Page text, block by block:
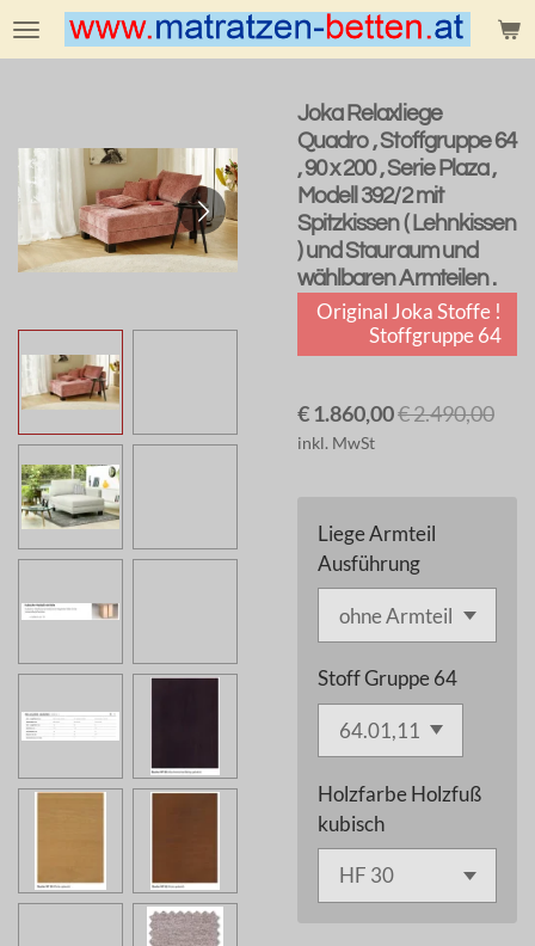
Zum
Hauptinhalt
Joka Relaxliege
Quadro , Stoffgruppe 64
, 90 x 200 , Serie Plaza ,
Modell 392/2 mit
Spitzkissen ( Lehnkissen
) und Stauraum und
wählbaren Armteilen .
Original Joka Stoffe !
Stoffgruppe 64
€ 1.860,00€ 2.490,00
inkl. MwSt
Liege Armteil
Ausführung
Stoff Gruppe 64
Holzfarbe Holzfuß
kubisch